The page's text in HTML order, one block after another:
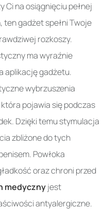
Ci na osiągnięciu pełnej
gadżet spełni Twoje
rozkoszy.
ma wyraźnie
aplikację gadżetu.
wybrzuszenia
która pojawia się podczas
Dzięki temu stymulacja
zbliżone do tych
Powłoka
oraz chroni przed
medycznyjest
antyalergiczne.